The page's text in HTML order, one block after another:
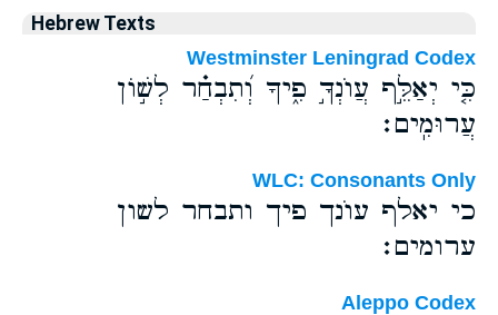
Hebrew Texts
Westminster Leningrad Codex
כִּ֤י יְאַלֵּ֣ף עֲוֺנְךָ֣ פִ֑יךָ וְ֝תִבְחַ֗ר לְשׁ֣וֹן
עֲרוּמִֽים׃
WLC: Consonants Only
כי יאלף עוֺנך פיך ותבחר לשון
ערומים׃
Aleppo Codex